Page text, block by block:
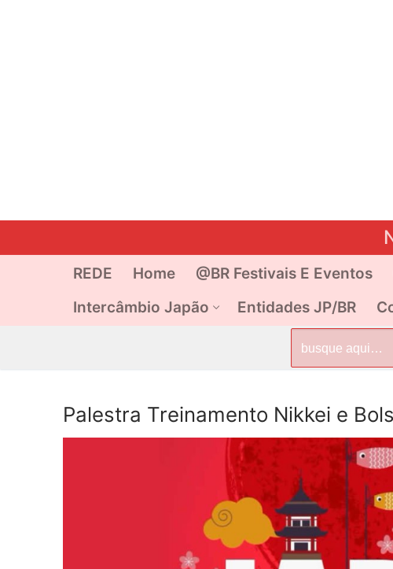
REDE Home @BR Festivais E Eventos
Intercâmbio Japão
Entidades JP/BR
por:
Palestra Treinamento Nikkei e